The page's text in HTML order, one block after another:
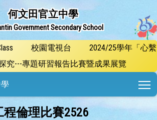
何文田官立中學
Government Secondary School
校園電視台
2024/25學年「心繫
究---專題研習報告比賽暨成果展覽
倫理比賽2526